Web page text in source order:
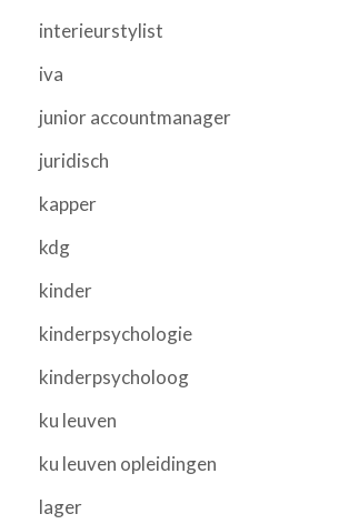
interieurstylist
iva
junior accountmanager
juridisch
kapper
kdg
kinder
kinderpsychologie
kinderpsycholoog
ku leuven
ku leuven opleidingen
lager